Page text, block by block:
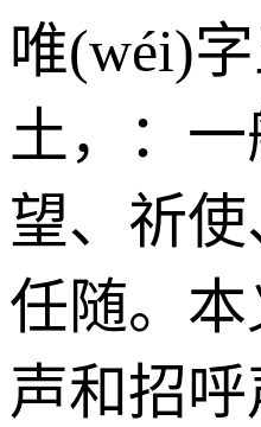
唯(wéi)
土，：
望、祈使
任随。
声和招呼